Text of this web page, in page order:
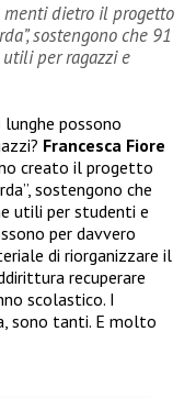
menti dietro il progetto
sostengono che 91
per ragazzi e
possono
Francesca Fiore
creato il progetto
sostengono che
utili per studenti e
per davvero
di riorganizzare il
recuperare
scolastico. I
sono tanti. E molto